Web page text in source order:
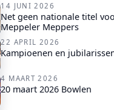
14 JUNI 2026
Net geen nationale titel
Meppeler Meppers
22 APRIL 2026
Kampioenen en
4 MAART 2026
20 maart 2026 Bowlen